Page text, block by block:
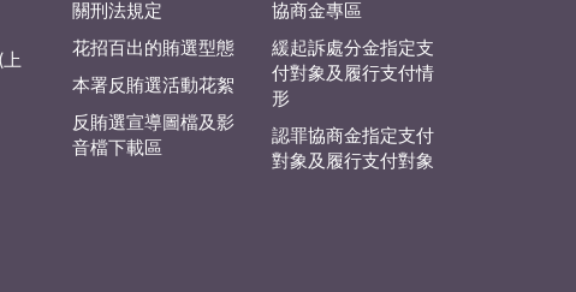
關刑法規定
花招百出的賄選型態
本署反賄選活動花絮
反賄選宣導圖檔及影
音檔下載區
協商金專區
緩起訴處分金指定支
付對象及履行支付情
形
認罪協商金指定支付
對象及履行支付對象